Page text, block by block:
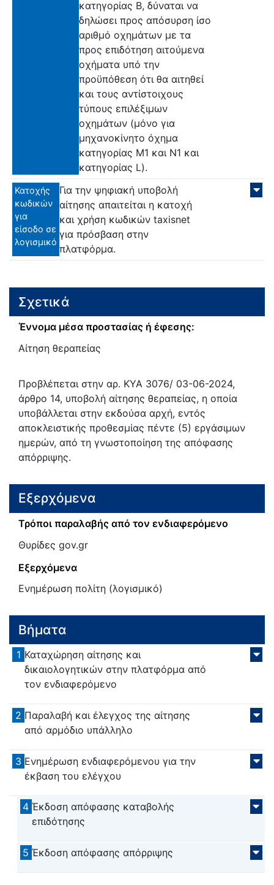
κατηγορίας Β, δύναται να
δηλώσει προς απόσυρση ίσο
αριθμό οχημάτων με τα
προς επιδότηση αιτούμενα
οχήματα υπό την
προϋπόθεση ότι θα αιτηθεί
και τους αντίστοιχους
τύπους επιλέξιμων
οχημάτων (μόνο για
μηχανοκίνητο όχημα
κατηγορίας Μ1 και Ν1 και
κατηγορίας L).
Κατοχής
κωδικών
για
είσοδο σε
λογισμικό
Για την ψηφιακή υποβολή
αίτησης απαιτείται η κατοχή
και χρήση κωδικών taxisnet
για πρόσβαση στην
πλατφόρμα.
Σχετικά
Έννομα μέσα προστασίας ή έφεσης:
Αίτηση θεραπείας
Προβλέπεται στην αρ. ΚΥΑ 3076/ 03-06-2024,
άρθρο 14, υποβολή αίτησης θεραπείας, η οποία
υποβάλλεται στην εκδούσα αρχή, εντός
αποκλειστικής προθεσμίας πέντε (5) εργάσιμων
ημερών, από τη γνωστοποίηση της απόφασης
απόρριψης.
Εξερχόμενα
Τρόποι παραλαβής από τον ενδιαφερόμενο
Θυρίδες gov.gr
Εξερχόμενα
Ενημέρωση πολίτη (λογισμικό)
Βήματα
1 Καταχώρηση αίτησης και
δικαιολογητικών στην πλατφόρμα από
τον ενδιαφερόμενο
2 Παραλαβή και έλεγχος της αίτησης
από αρμόδιο υπάλληλο
3 Ενημέρωση ενδιαφερόμενου για την
έκβαση του ελέγχου
4 Έκδοση απόφασης καταβολής
επιδότησης
5 Έκδοση απόφασης απόρριψης